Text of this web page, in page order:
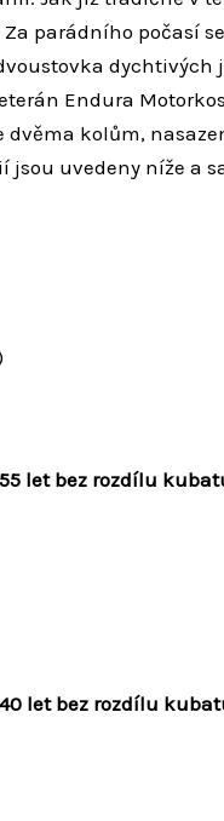
Za parádního počasí
dychtivých
Endura
dvěma kolům,
jsou uvedeny níže a
let bez rozdílu
let bez rozdílu